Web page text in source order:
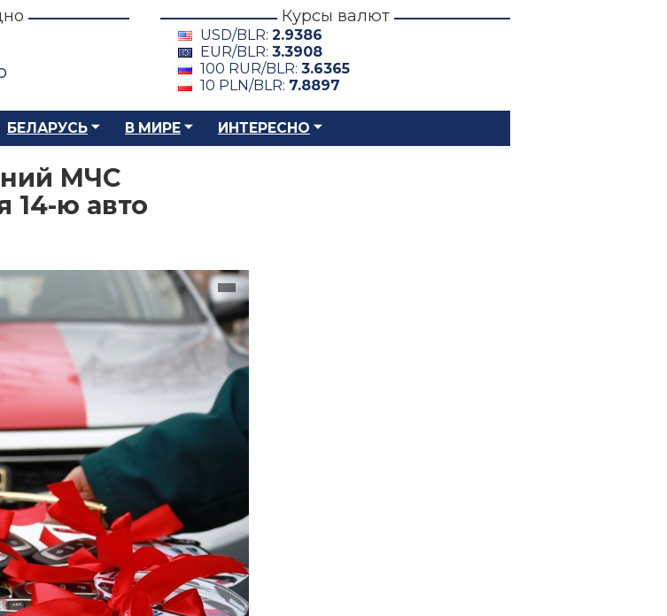
Курсы валют
USD/BLR: 2.9386
EUR/BLR: 3.3908
100 RUR/BLR: 3.6365
10 PLN/BLR: 7.8897
БЕЛАРУСЬ В МИРЕ ИНТЕРЕСНО
МЧС
14-ю авто